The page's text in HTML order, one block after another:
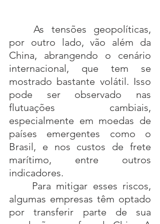
	As tensões geopolíticas,
por outro lado, vão além da
China, abrangendo o cenário
internacional, que tem se
mostrado bastante volátil. Isso
pode ser observado nas
flutuações cambiais,
especialmente em moedas de
países emergentes como o
Brasil, e nos custos de frete
marítimo, entre outros
indicadores.
algumas empresas têm optado
por transferir parte de sua